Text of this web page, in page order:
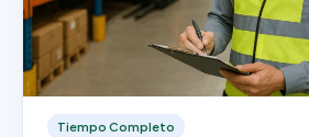
Tiempo Completo